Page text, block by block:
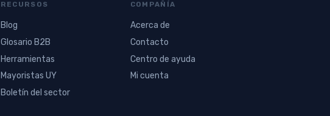
RECURSOS
Blog
Glosario B2B
Herramientas
Mayoristas UY
Boletín del sector
COMPAÑÍA
Acerca de
Contacto
Centro de ayuda
Mi cuenta